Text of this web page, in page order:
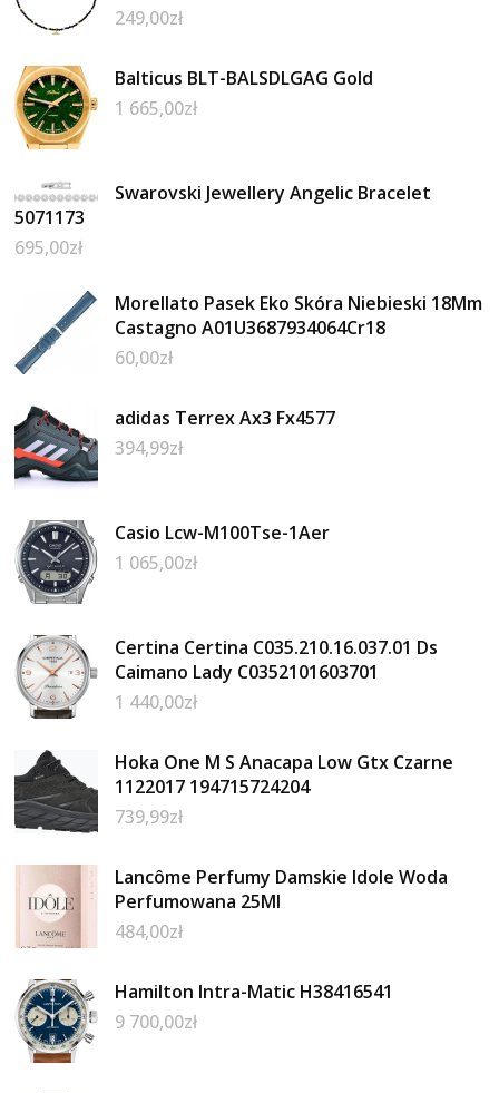
249,00zł
Balticus BLT-BALSDLGAG Gold
1 665,00zł
Swarovski Jewellery Angelic Bracelet
5071173
695,00zł
Morellato Pasek Eko Skóra Niebieski 18Mm
Castagno A01U3687934064Cr18
60,00zł
adidas Terrex Ax3 Fx4577
394,99zł
Casio Lcw-M100Tse-1Aer
1 065,00zł
Certina Certina C035.210.16.037.01 Ds
Caimano Lady C0352101603701
1 440,00zł
Hoka One M S Anacapa Low Gtx Czarne
1122017 194715724204
739,99zł
Lancôme Perfumy Damskie Idole Woda
Perfumowana 25Ml
484,00zł
Hamilton Intra-Matic H38416541
9 700,00zł